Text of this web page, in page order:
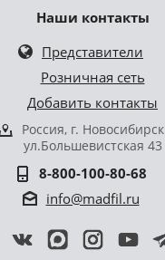
Наши контакты
Представители
Розничная сеть
Добавить контакты
Россия, г. Новосибирск
ул.Большевистская 43
8-800-100-80-68
info@madfil.ru